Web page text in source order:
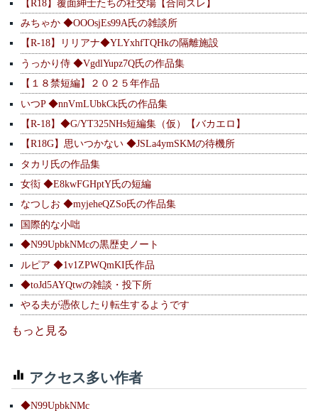
【R18】覆面紳士たちの社交場【合同スレ】
みちゃか ◆OOOsjEs99A氏の雑談所
【R-18】リリアナ◆YLYxhfTQHkの隔離施設
うっかり侍 ◆VgdlYupz7Q氏の作品集
【１８禁短編】２０２５年作品
いつP ◆nnVmLUbkCk氏の作品集
【R-18】◆G/YT325NHs短編集（仮）【バカエロ】
【R18G】思いつかない ◆JSLa4ymSKMの待機所
タカリ氏の作品集
女衒 ◆E8kwFGHptY氏の短編
なつしお ◆myjeheQZSo氏の作品集
国際的な小咄
◆N99UpbkNMcの黒歴史ノート
ルピア ◆1v1ZPWQmKI氏作品
◆toJd5AYQtwの雑談・投下所
やる夫が憑依したり転生するようです
もっと見る
アクセス多い作者
◆N99UpbkNMc